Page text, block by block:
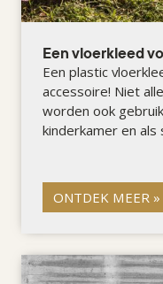
Een vloerkleed
Een plastic
accessoire! Niet
worden ook
kinderkamer en
ONTDEK MEER »